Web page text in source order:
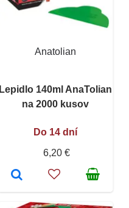
Anatolian
Lepidlo 140ml AnaTolian
na 2000 kusov
Do 14 dní
6,20 €